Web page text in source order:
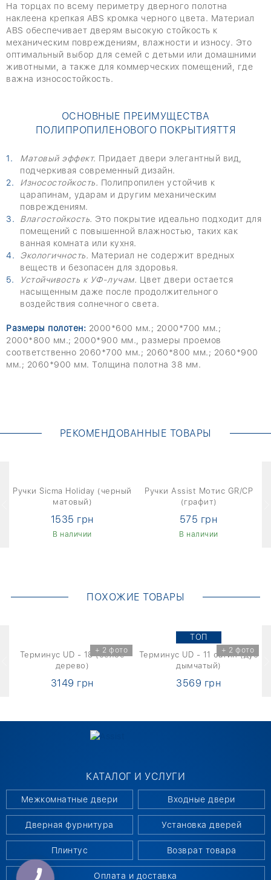
На торцах по всему периметру дверного полотна
наклеена крепкая ABS кромка черного цвета. Материал
ABS обеспечивает дверям высокую стойкость к
механическим повреждениям, влажности и износу. Это
оптимальный выбор для семей с детьми или домашними
животными, а также для коммерческих помещений, где
важна износостойкость.
ОСНОВНЫЕ ПРЕИМУЩЕСТВА
ПОЛИПРОПИЛЕНОВОГО ПОКРЫТИЯТТЯ
Матовый эффект. Придает двери элегантный вид,
подчеркивая современный дизайн.
Износостойкость. Полипропилен устойчив к
царапинам, ударам и другим механическим
повреждениям.
Влагостойкость. Это покрытие идеально подходит для
помещений с повышенной влажностью, таких как
ванная комната или кухня.
Экологичность. Материал не содержит вредных
веществ и безопасен для здоровья.
Устойчивость к УФ-лучам. Цвет двери остается
насыщенным даже после продолжительного
воздействия солнечного света.
Размеры полотен: 2000*600 мм.; 2000*700 мм.;
2000*800 мм.; 2000*900 мм., размеры проемов
соответственно 2060*700 мм.; 2060*800 мм.; 2060*900
мм.; 2060*900 мм. Толщина полотна 38 мм.
РЕКОМЕНДОВАННЫЕ ТОВАРЫ
Ручки Sicma Holiday (черный
матовый)
1535 грн
В наличии
Ручки Assist Мотис GR/CP
(графит)
575 грн
В наличии
ПОХОЖИЕ ТОВАРЫ
+ 2 фото
Терминус UD - 18 (белое
дерево)
3149 грн
TOП
+ 2 фото
Терминус UD - 11 сатин (дуб
дымчатый)
3569 грн
КАТАЛОГ И УСЛУГИ
Межкомнатные двери Входные двери
Дверная фурнитура Установка дверей
Плинтус Возврат товара
Оплата и доставка